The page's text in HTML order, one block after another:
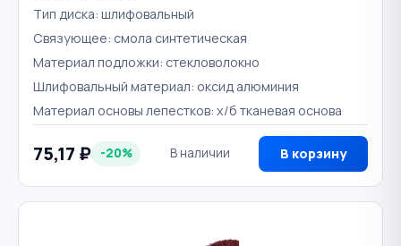
Тип диска: шлифовальный
Связующее: смола синтетическая
Материал подложки: стекловолокно
Шлифовальный материал: оксид алюминия
Материал основы лепестков: х/б тканевая основа
75,17 ₽ -20% В наличии В корзину